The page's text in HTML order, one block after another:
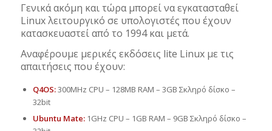
Γενικά ακόμη και τώρα μπορεί να εγκατασταθεί
Linux λειτουργικό σε υπολογιστές που έχουν
κατασκευαστεί από το 1994 και μετά.
Αναφέρουμε μερικές εκδόσεις lite Linux με τις
απαιτήσεις που έχουν:
Q4OS:300MHz CPU – 128MB RAM – 3GB Σκληρό δίσκο –
32bit
Ubuntu Mate:1GHz CPU – 1GB RAM – 9GB Σκληρό δίσκο –